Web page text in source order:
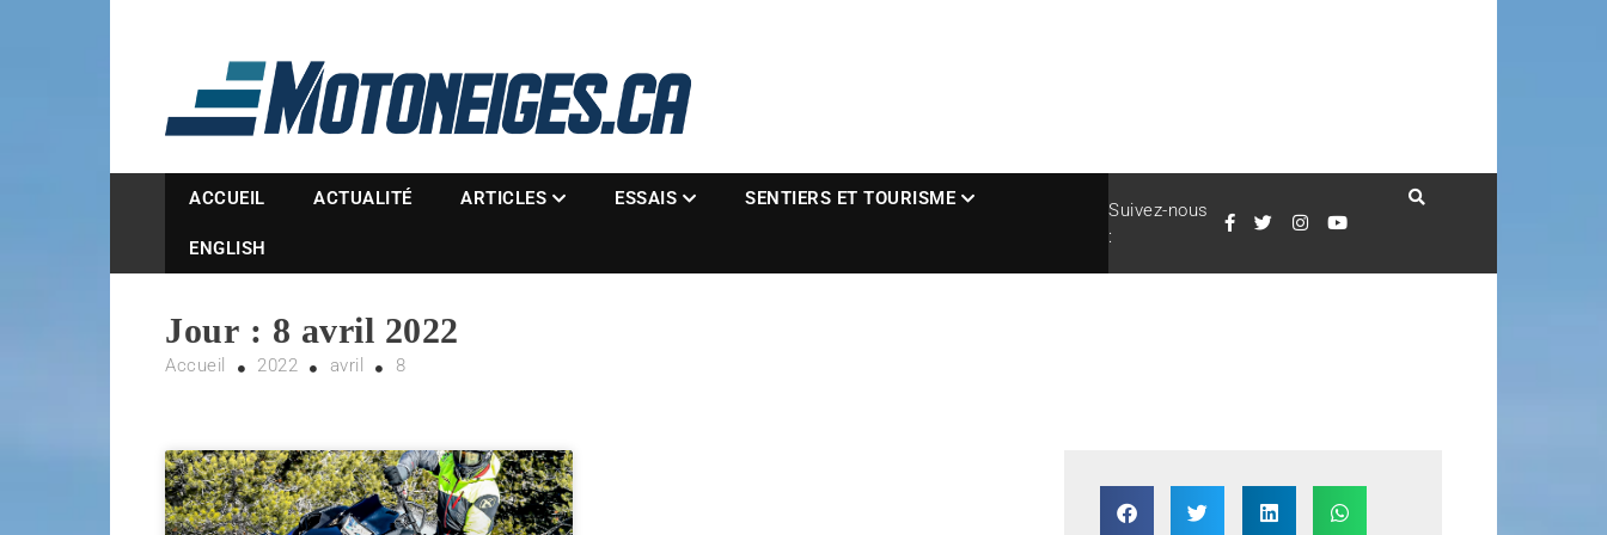
Magazine Motoneiges.ca
ACCUEIL ACTUALITÉ ARTICLES ESSAIS SENTIERS ET TOURISME
ENGLISH
Suivez-nous
:
Jour : 8 avril 2022
Accueil 2022 avril 8